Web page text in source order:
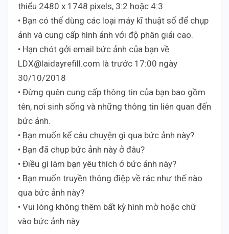
thiểu 2480 x 1748 pixels, 3:2 hoặc 4:3
• Bạn có thể dùng các loại máy kĩ thuật số để chụp
ảnh và cung cấp hình ảnh với độ phân giải cao.
• Hạn chót gởi email bức ảnh của bạn về
LDX@laidayrefill.com là trước 17:00 ngày
30/10/2018
• Đừng quên cung cấp thông tin của bạn bao gồm
tên, nơi sinh sống và những thông tin liên quan đến
bức ảnh.
• Bạn muốn kể câu chuyện gì qua bức ảnh này?
• Bạn đã chụp bức ảnh này ở đâu?
• Điều gì làm bạn yêu thích ở bức ảnh này?
• Bạn muốn truyền thông điệp về rác như thế nào
qua bức ảnh này?
• Vui lòng không thêm bất kỳ hình mờ hoặc chữ
vào bức ảnh này.